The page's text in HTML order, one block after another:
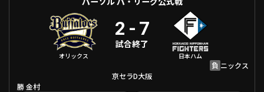
オリックス
2 - 7
試合終了
日本ハム
負 ニックス
京セラD大阪
勝金村